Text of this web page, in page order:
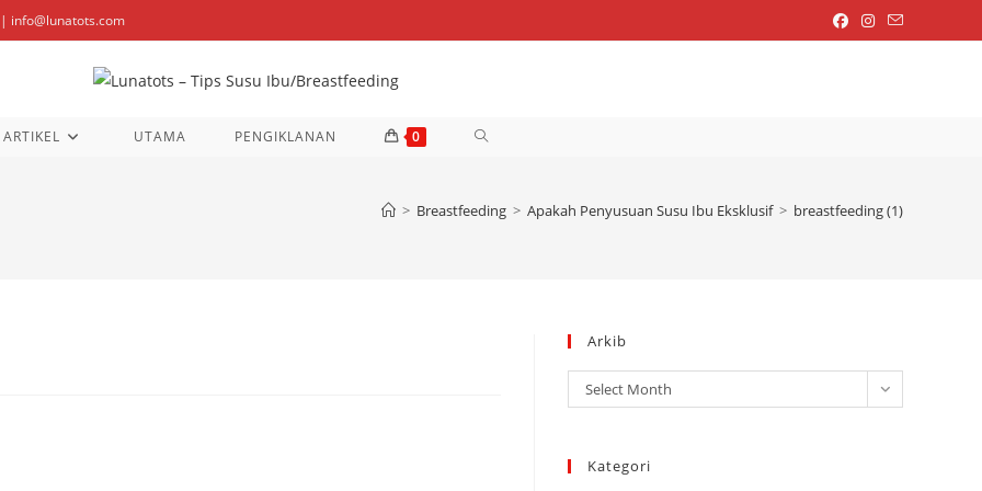
info@lunatots.com
ARTIKEL UTAMA PENGIKLANAN 0
TOGGLE
SEARCH
> Breastfeeding > Apakah Penyusuan Susu Ibu Eksklusif > breastfeeding (1)
Arkib
Arkib
Select Month
Kategori